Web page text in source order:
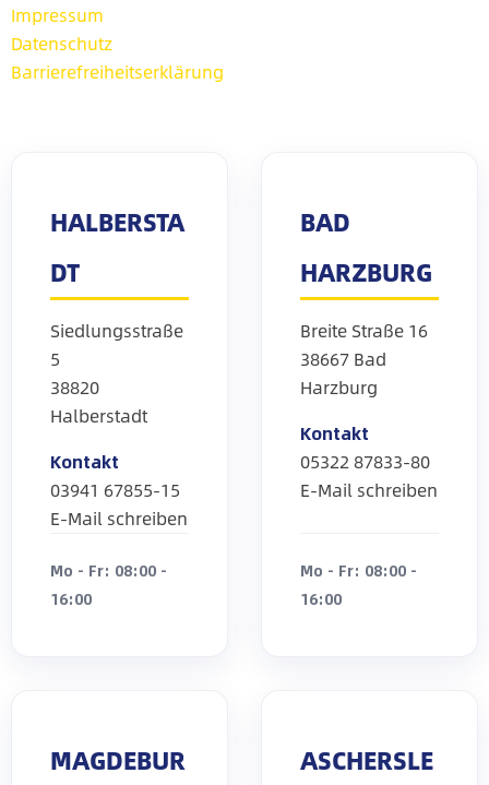
Impressum
Datenschutz
Barrierefreiheitserklärung
HALBERSTA
DT
Siedlungsstraße
5
38820
Halberstadt
Kontakt
03941 67855-15
E-Mail schreiben
Mo - Fr: 08:00 -
16:00
BAD
HARZBURG
Breite Straße 16
38667 Bad
Harzburg
Kontakt
05322 87833-80
E-Mail schreiben
Mo - Fr: 08:00 -
16:00
MAGDEBUR
ASCHERSLE